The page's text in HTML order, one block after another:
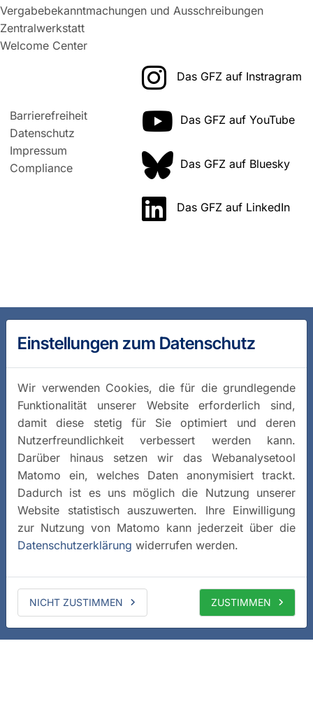
Vergabebekanntmachungen und Ausschreibungen
Zentralwerkstatt
Welcome Center
Barrierefreiheit
Datenschutz
Impressum
Compliance
Das GFZ auf Instragram
Das GFZ auf YouTube
Das GFZ auf Bluesky
Das GFZ auf LinkedIn
Einstellungen zum Datenschutz
Wir verwenden Cookies, die für die grundlegende
Funktionalität unserer Website erforderlich sind,
damit diese stetig für Sie optimiert und deren
Nutzerfreundlichkeit verbessert werden kann.
Darüber hinaus setzen wir das Webanalysetool
Matomo ein, welches Daten anonymisiert trackt.
Dadurch ist es uns möglich die Nutzung unserer
Website statistisch auszuwerten. Ihre Einwilligung
zur Nutzung von Matomo kann jederzeit über die
Datenschutzerklärung widerrufen werden.
NICHT ZUSTIMMEN ZUSTIMMEN